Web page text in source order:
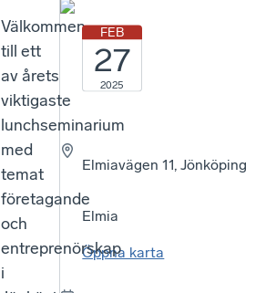
FEB
27
2025
Elmiavägen 11, Jönköping
Elmia
Öppna karta
Välkommen
till ett
av årets
viktigaste
lunchseminarium
med
temat
företagande
och
entreprenörskap
i